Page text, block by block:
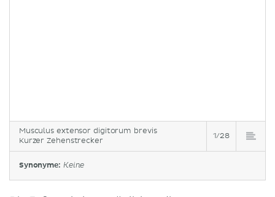
Musculus extensor digitorum brevis
Kurzer Zehenstrecker
1/28
Synonyme: Keine